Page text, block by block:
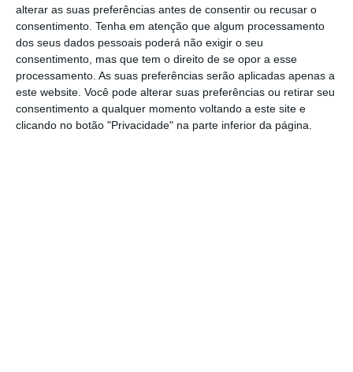
alterar as suas preferências antes de consentir ou recusar o
consentimento. Tenha em atenção que algum processamento
dos seus dados pessoais poderá não exigir o seu
consentimento, mas que tem o direito de se opor a esse
processamento. As suas preferências serão aplicadas apenas a
este website. Você pode alterar suas preferências ou retirar seu
consentimento a qualquer momento voltando a este site e
clicando no botão "Privacidade" na parte inferior da página.
A confirma-se esse regresso ao confinamento
mais apertado, as empresas encerradas por
imposição legalterão à sua disposição olay-
offsimplificado, regime que lhes permite
reduzir os horários ou suspender os contratos